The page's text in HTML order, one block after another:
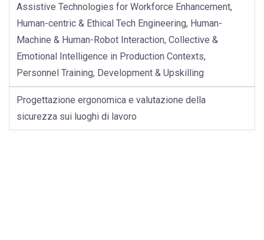
Assistive Technologies for Workforce Enhancement,
Human-centric & Ethical Tech Engineering, Human-
Machine & Human-Robot Interaction, Collective &
Emotional Intelligence in Production Contexts,
Personnel Training, Development & Upskilling
Progettazione ergonomica e valutazione della
sicurezza sui luoghi di lavoro